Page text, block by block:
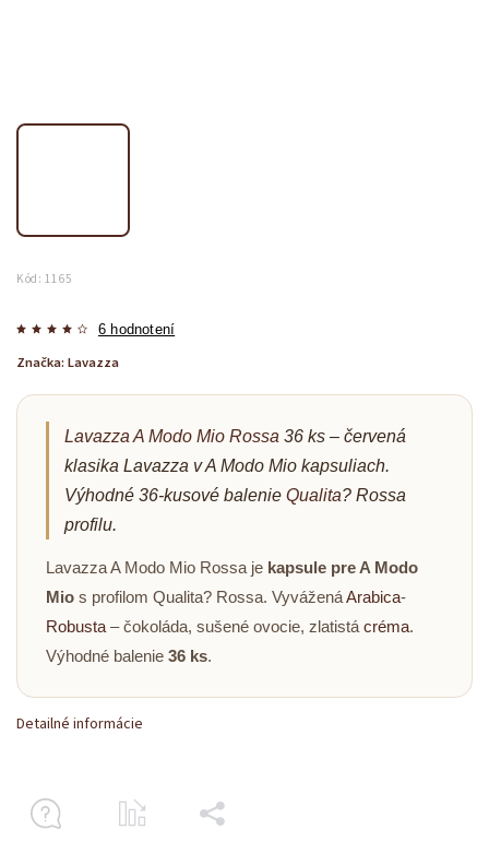
Kód: 1165
6 hodnotení
Značka: Lavazza
Lavazza A Modo Mio Rossa 36 ks – červená
klasika Lavazza v A Modo Mio kapsuliach.
Výhodné 36-kusové balenie Qualita? Rossa
profilu.
Lavazza A Modo Mio Rossa je kapsule pre A Modo
Mio s profilom Qualita? Rossa. VyváženáArabica-
Robusta – čokoláda, sušené ovocie, zlatistá créma.
Výhodné balenie 36 ks.
Detailné informácie